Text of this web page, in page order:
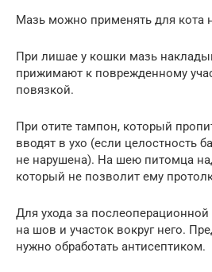
Мазь можно применять для кота
При лишае у кошки мазь
прижимают к поврежденному
повязкой.
При отите тампон, который
вводят в ухо (если целостность
не нарушена). На шею питомца
который не позволит ему
Для ухода за
на шов и участок вокруг него.
нужно обработать антисептиком.